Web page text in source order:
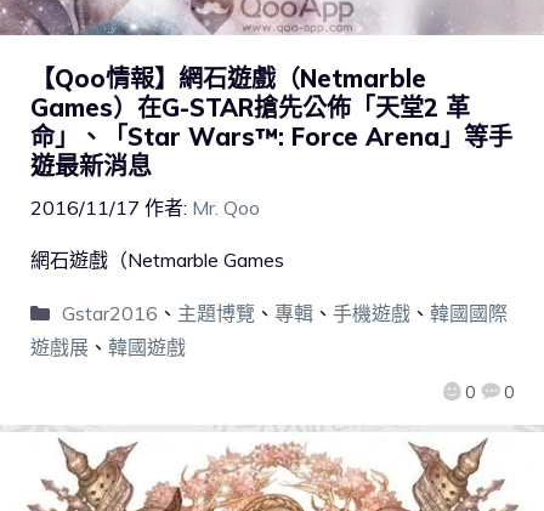
【Qoo情報】網石遊戲（Netmarble
Games）在G-STAR搶先公佈「天堂2 革
命」、「Star Wars™: Force Arena」等手
遊最新消息
2016/11/17 作者: Mr. Qoo
0 0
網石遊戲（Netmarble Games
Gstar2016 、 主題博覽 、 專輯、 手機遊戲、 韓國國際
遊戲展 、 韓國遊戲